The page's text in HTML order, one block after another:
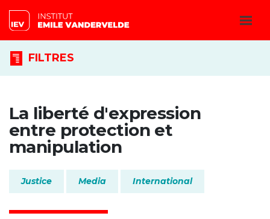
FILTRES
La liberté d'expression
entre protection et
manipulation
Justice Media International